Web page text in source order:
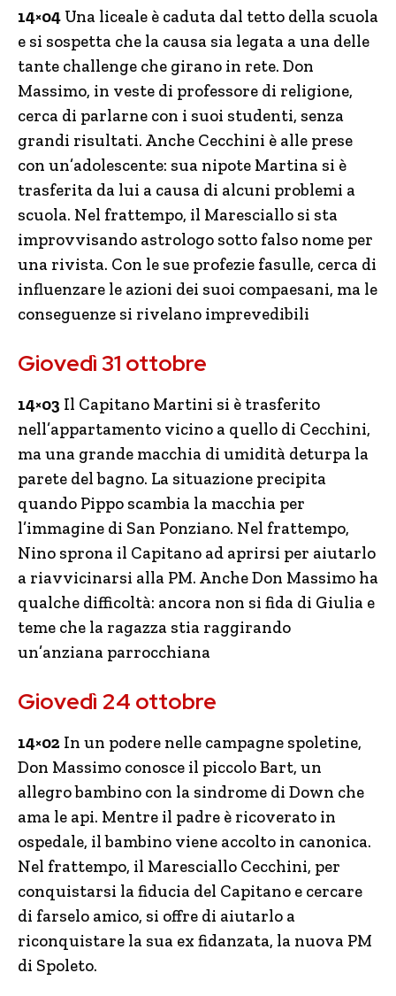
14×04 Una liceale è caduta dal tetto della scuola
e si sospetta che la causa sia legata a una delle
tante challenge che girano in rete. Don
Massimo, in veste di professore di religione,
cerca di parlarne con i suoi studenti, senza
grandi risultati. Anche Cecchini è alle prese
con un’adolescente: sua nipote Martina si è
trasferita da lui a causa di alcuni problemi a
scuola. Nel frattempo, il Maresciallo si sta
improvvisando astrologo sotto falso nome per
una rivista. Con le sue profezie fasulle, cerca di
influenzare le azioni dei suoi compaesani, ma le
conseguenze si rivelano imprevedibili
Giovedì 31 ottobre
14×03 Il Capitano Martini si è trasferito
nell’appartamento vicino a quello di Cecchini,
ma una grande macchia di umidità deturpa la
parete del bagno. La situazione precipita
quando Pippo scambia la macchia per
l’immagine di San Ponziano. Nel frattempo,
Nino sprona il Capitano ad aprirsi per aiutarlo
a riavvicinarsi alla PM. Anche Don Massimo ha
qualche difficoltà: ancora non si fida di Giulia e
teme che la ragazza stia raggirando
un’anziana parrocchiana
Giovedì 24 ottobre
14×02 In un podere nelle campagne spoletine,
Don Massimo conosce il piccolo Bart, un
allegro bambino con la sindrome di Down che
ama le api. Mentre il padre è ricoverato in
ospedale, il bambino viene accolto in canonica.
Nel frattempo, il Maresciallo Cecchini, per
conquistarsi la fiducia del Capitano e cercare
di farselo amico, si offre di aiutarlo a
riconquistare la sua ex fidanzata, la nuova PM
di Spoleto.